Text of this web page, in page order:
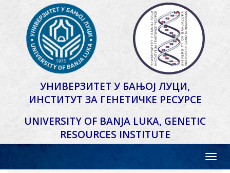
УНИВЕРЗИТЕТ У БАЊОЈ ЛУЦИ,
ИНСТИТУТ ЗА ГЕНЕТИЧКЕ РЕСУРСЕ
UNIVERSITY OF BANJA LUKA, GENETIC
RESOURCES INSTITUTE